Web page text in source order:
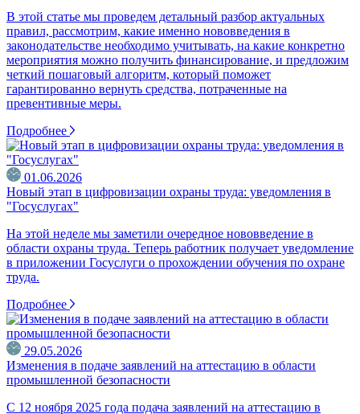
В этой статье мы проведем детальный разбор актуальных
правил, рассмотрим, какие именно нововведения в
законодательстве необходимо учитывать, на какие конкретно
мероприятия можно получить финансирование, и предложим
четкий пошаговый алгоритм, который поможет
гарантированно вернуть средства, потраченные на
превентивные меры.
Подробнее
01.06.2026
Новый этап в цифровизации охраны труда: уведомления в
"Госуслугах"
На этой неделе мы заметили очередное нововведение в
области охраны труда. Теперь работник получает уведомление
в приложении Госуслуги о прохождении обучения по охране
труда.
Подробнее
29.05.2026
Изменения в подаче заявлений на аттестацию в области
промышленной безопасности
С 12 ноября 2025 года подача заявлений на аттестацию в